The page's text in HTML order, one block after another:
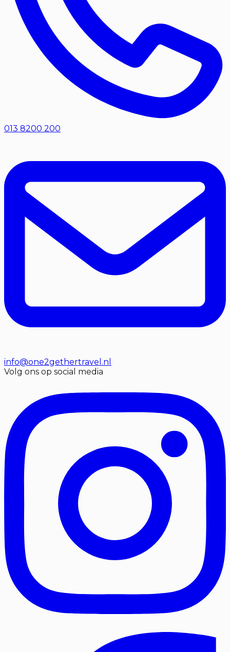
013 8200 200
info@one2gethertravel.nl
Volg ons op social media